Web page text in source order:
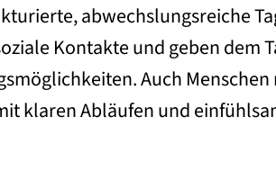
abwechslungsreiche
Kontakte und geben dem
Auch
klaren Abläufen und